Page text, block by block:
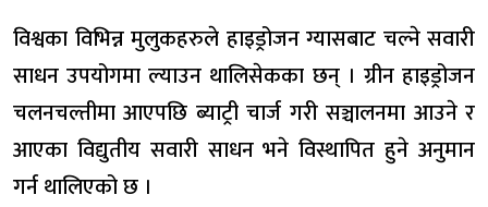
विश्वका विभिन्न मुलुकहरुले हाइड्रोजन ग्यासबाट चल्ने सवारी
साधन उपयोगमा ल्याउन थालिसेकका छन् । ग्रीन हाइड्रोजन
चलनचल्तीमा आएपछि ब्याट्री चार्ज गरी सञ्चालनमा आउने र
आएका विद्युतीय सवारी साधन भने विस्थापित हुने अनुमान
गर्न थालिएको छ ।